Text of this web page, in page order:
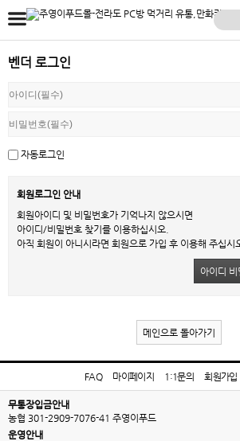
벤더 로그인
자동로그인
회원로그인 안내
회원아이디 및 비밀번호가 기억나지 않으시면
아이디/비밀번호 찾기를 이용하십시오.
아직 회원이 아니시라면 회원으로 가입 후 이용해 주십시
아이디
메인으로 돌아가기
FAQ 마이페이지 1:1문의 회원가입
무통장입금안내
농협 301-2909-7076-41 주영이푸드
운영안내